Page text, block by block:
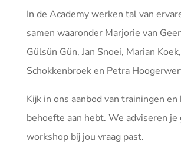
In de Academy werken tal van
samen waaronder Marjorie van
Gülsün Gün, Jan Snoei, Marian
Schokkenbroek en Petra
Kijk in ons aanbod van trainingen en
behoefte aan hebt. We adviseren je
workshop bij jou vraag past.